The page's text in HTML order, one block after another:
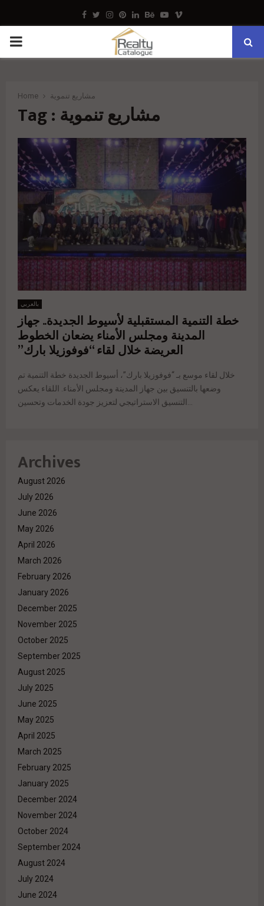
Facebook
TwitterInstagram
Pinterest
LinkedinBehance
Youtube
Vimeo
PRIMARY
Home مشاريع تنموية
Tag : مشاريع تنموية
بالعربي
خطة التنمية المستقبلية لأسيوط الجديدة.. جهاز
المدينة ومجلس الأمناء يضعان الخطوط
العريضة خلال لقاء “فوفوزيلا بارك”
خلال لقاء موسع بـ “فوفوزيلا بارك”، أسيوط الجديدة خطة التنمية تم
وضعها بالتنسيق بين جهاز المدينة ومجلس الأمناء. اللقاء يعكس
Archives
August 2026
July 2026
June 2026
May 2026
April 2026
March 2026
February 2026
January 2026
December 2025
November 2025
October 2025
September 2025
August 2025
July 2025
June 2025
May 2025
April 2025
March 2025
February 2025
January 2025
December 2024
November 2024
October 2024
September 2024
August 2024
July 2024
June 2024